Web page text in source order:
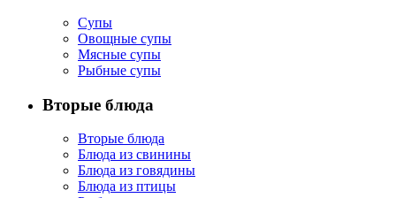
Супы
Овощные супы
Мясные супы
Рыбные супы
Вторые блюда
Вторые блюда
Блюда из свинины
Блюда из говядины
Блюда из птицы